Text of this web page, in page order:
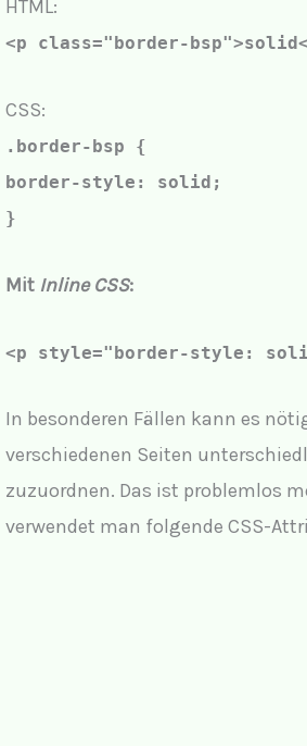
HTML:
<p class="border-
CSS:
.border-bsp {
border-style: solid;
}
Mit Inline CSS:
<p style="border-style:
In besonderen Fällen kann es
verschiedenen Seiten
zuzuordnen. Das ist problemlos
verwendet man folgende CSS-